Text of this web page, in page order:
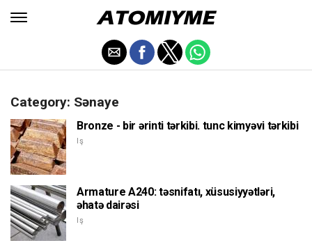
Category: Sənaye
Bronze - bir ərinti tərkibi. tunc kimyəvi tərkibi
Iş
Armature A240: təsnifatı, xüsusiyyətləri,
əhatə dairəsi
Iş